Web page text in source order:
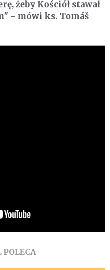
żeby Kościół stawał
- mówi ks. Tomáš
POLECA